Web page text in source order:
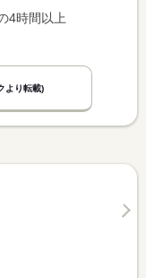
4時間以上
より転載)